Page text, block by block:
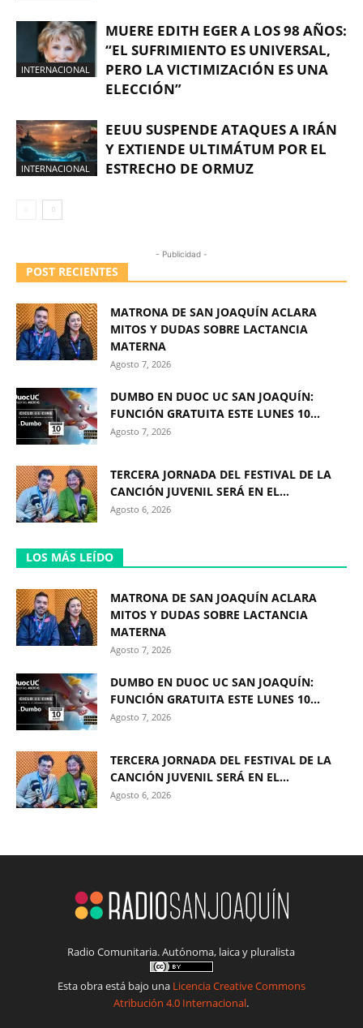
INTERNACIONAL
MUERE EDITH EGER A LOS 98 AÑOS:
“EL SUFRIMIENTO ES UNIVERSAL,
PERO LA VICTIMIZACIÓN ES UNA
ELECCIÓN”
INTERNACIONAL
EEUU SUSPENDE ATAQUES A IRÁN
Y EXTIENDE ULTIMÁTUM POR EL
ESTRECHO DE ORMUZ
- Publicidad -
POST RECIENTES
MATRONA DE SAN JOAQUÍN ACLARA
MITOS Y DUDAS SOBRE LACTANCIA
MATERNA
Agosto 7, 2026
DUMBO EN DUOC UC SAN JOAQUÍN:
FUNCIÓN GRATUITA ESTE LUNES 10...
Agosto 7, 2026
TERCERA JORNADA DEL FESTIVAL DE LA
CANCIÓN JUVENIL SERÁ EN EL...
Agosto 6, 2026
LOS MÁS LEÍDO
MATRONA DE SAN JOAQUÍN ACLARA
MITOS Y DUDAS SOBRE LACTANCIA
MATERNA
Agosto 7, 2026
DUMBO EN DUOC UC SAN JOAQUÍN:
FUNCIÓN GRATUITA ESTE LUNES 10...
Agosto 7, 2026
TERCERA JORNADA DEL FESTIVAL DE LA
CANCIÓN JUVENIL SERÁ EN EL...
Agosto 6, 2026
Radio Comunitaria. Autónoma, laica y pluralista
Esta obra está bajo una Licencia Creative Commons
Atribución 4.0 Internacional.